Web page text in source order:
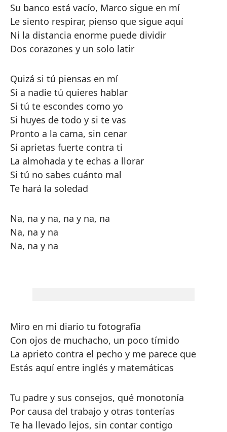
Su banco está vacío, Marco sigue en mí
Le siento respirar, pienso que sigue aquí
Ni la distancia enorme puede dividir
Dos corazones y un solo latir
Quizá si tú piensas en mí
Si a nadie tú quieres hablar
Si tú te escondes como yo
Si huyes de todo y si te vas
Pronto a la cama, sin cenar
Si aprietas fuerte contra ti
La almohada y te echas a llorar
Si tú no sabes cuánto mal
Te hará la soledad
Na, na y na, na y na, na
Na, na y na
Na, na y na
Miro en mi diario tu fotografía
Con ojos de muchacho, un poco tímido
La aprieto contra el pecho y me parece que
Estás aquí entre inglés y matemáticas
Tu padre y sus consejos, qué monotonía
Por causa del trabajo y otras tonterías
Te ha llevado lejos, sin contar contigo